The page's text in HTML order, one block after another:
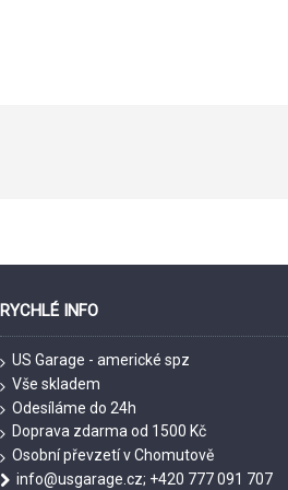
RYCHLÉ INFO
US Garage - americké spz
Vše skladem
Odesíláme do 24h
Doprava zdarma od 1500 Kč
Osobní převzetí v Chomutově
info@usgarage.cz; +420 777 091 707